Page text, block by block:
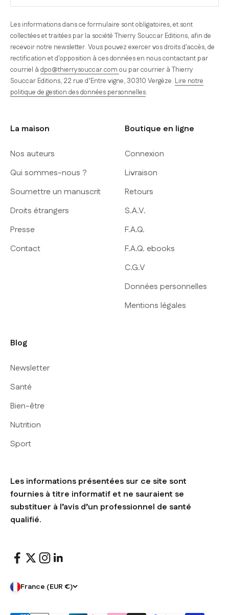
Les informations dans ce formulaire sont obligatoires, et sont
collectées et traitées par la société Thierry Souccar Editions, afin de
recevoir notre newsletter. Vous pouvez exercer vos droits d'accès, de
rectification et d'opposition à ces données en nous contactant par
courriel à dpo@thierrysouccar.com ou par courrier à Thierry
Souccar Editions, 22 rue d’Entre vigne, 30310 Vergèze. Lire notre
politique de gestion des données personnelles.
La maison
Nos auteurs
Qui sommes-nous ?
Soumettre un manuscrit
Droits étrangers
Presse
Contact
Boutique en ligne
Connexion
Livraison
Retours
S.A.V.
F.A.Q.
F.A.Q. ebooks
C.G.V
Données personnelles
Mentions légales
Blog
Newsletter
Santé
Bien-être
Nutrition
Sport
Les informations présentées sur ce site sont
fournies à titre informatif et ne sauraient se
substituer à l’avis d’un professionnel de santé
qualifié.
France (EUR €)